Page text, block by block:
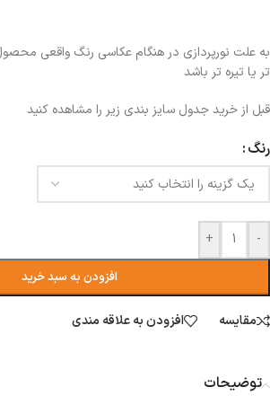
به علت نورپردازی در هنگام عکاسی رنگ واقعی
تر یا تیره تر باشد
قبل از خرید جدول سایز بندی زیر را مشاهده کنید
رنگ
-
+
افزودن به سبد خرید
مقایسه افزودن به علاقه مندی
توضیحات